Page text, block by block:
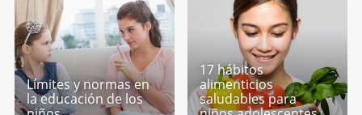
Límites y normas en
la educación de los
17 hábitos
alimenticios
saludables para